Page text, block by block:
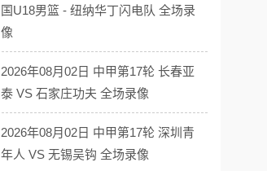
国U18男篮 - 纽纳华丁闪电队 全场录
像
2026年08月02日 中甲第17轮 长春亚
泰 VS 石家庄功夫 全场录像
2026年08月02日 中甲第17轮 深圳青
年人 VS 无锡吴钩 全场录像